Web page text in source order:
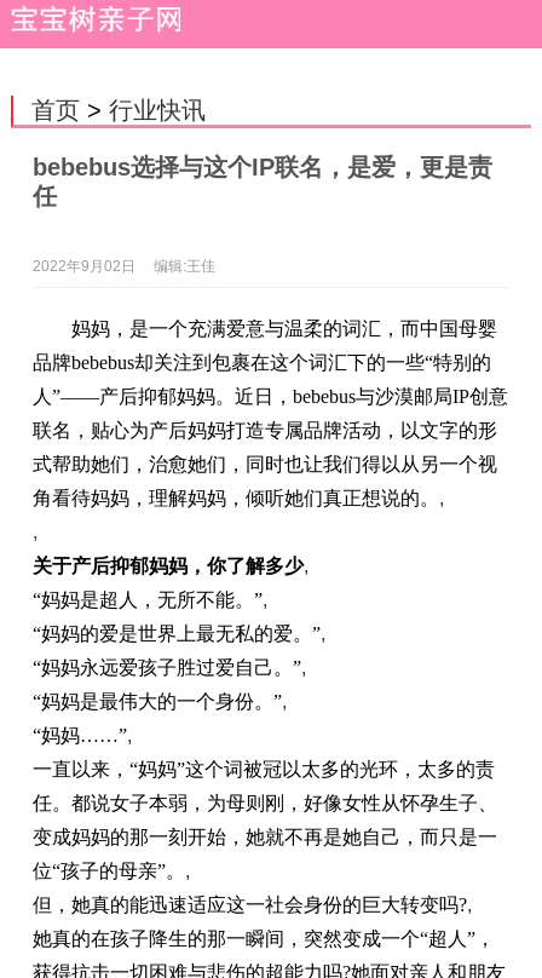
首页> 行业快讯
bebebus选择与这个IP联名，是爱，更是责
任
2022年9月02日 编辑:王佳
妈妈，是一个充满爱意与温柔的词汇，而中国母婴
品牌bebebus却关注到包裹在这个词汇下的一些“特别的
人”——产后抑郁妈妈。近日，bebebus与沙漠邮局IP创意
联名，贴心为产后妈妈打造专属品牌活动，以文字的形
式帮助她们，治愈她们，同时也让我们得以从另一个视
角看待妈妈，理解妈妈，倾听她们真正想说的。 ,
,
关于产后抑郁妈妈，你了解多少,
“妈妈是超人，无所不能。”,
“妈妈的爱是世界上最无私的爱。”,
“妈妈永远爱孩子胜过爱自己。”,
“妈妈是最伟大的一个身份。”,
“妈妈……”,
一直以来，“妈妈”这个词被冠以太多的光环，太多的责
任。都说女子本弱，为母则刚，好像女性从怀孕生子、
变成妈妈的那一刻开始，她就不再是她自己，而只是一
位“孩子的母亲”。 ,
但，她真的能迅速适应这一社会身份的巨大转变吗?,
她真的在孩子降生的那一瞬间，突然变成一个“超人”，
获得抗击一切困难与悲伤的超能力吗?她面对亲人和朋友